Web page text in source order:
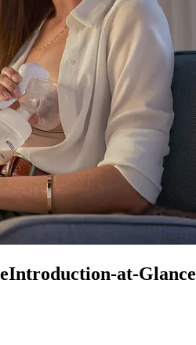
at-Glance